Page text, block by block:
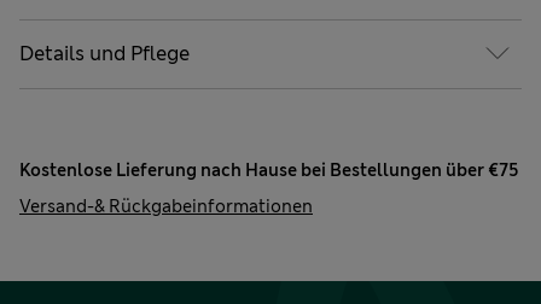
Details und Pflege
Kostenlose Lieferung nach Hause bei Bestellungen über €75
Versand-& Rückgabeinformationen